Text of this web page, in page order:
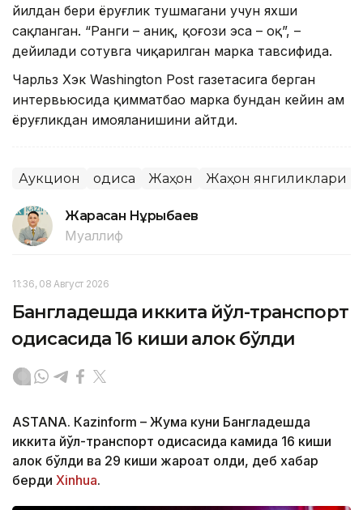
йилдан бери ёруғлик тушмагани учун яхши
сақланган. “Ранги – аниқ, қоғози эса – оқ”, –
дейилади сотувга чиқарилган марка тавсифида.
Чарльз Хэк Washington Post газетасига берган
интервьюсида қимматбаҳо марка бундан кейин ҳам
ёруғликдан ҳимояланишини айтди.
Аукцион Ҳодиса Жаҳон Жаҳон янгиликлари
Жарасқан Нұрыбаев
Муаллиф
11:36, 08 Август 2026
Бангладешда иккита йўл-транспорт
ҳодисасида 16 киши ҳалок бўлди
ASTANА. Кazinform – Жума куни Бангладешда
иккита йўл-транспорт ҳодисасида камида 16 киши
ҳалок бўлди ва 29 киши жароҳат олди, деб хабар
берди Xinhua.